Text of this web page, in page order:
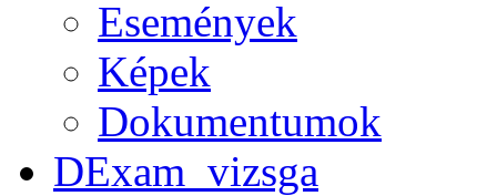
Események
Képek
Dokumentumok
DExam_vizsga